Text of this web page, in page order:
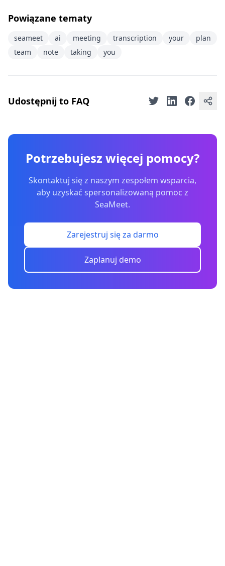
Powiązane tematy
seameet ai meeting transcription your
plan
team
note taking you
Udostępnij to FAQ
Potrzebujesz więcej pomocy?
Skontaktuj się z naszym zespołem wsparcia,
aby uzyskać spersonalizowaną pomoc z
SeaMeet.
Zarejestruj się za darmo
Zaplanuj demo